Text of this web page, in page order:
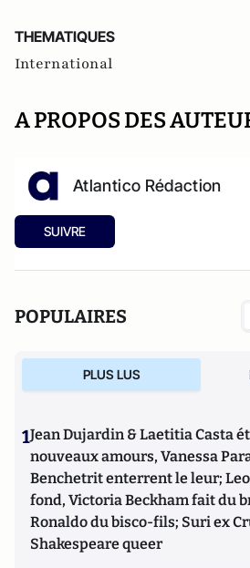
THEMATIQUES
International
A PROPOS DES
Atlantico Rédaction
SUIVRE
POPULAIRES
PLUS LUS
1Jean Dujardin & Laetitia Casta
nouveaux amours, Vanessa
Benchetrit enterrent le leur;
fond, Victoria Beckham fait du
Ronaldo du bisco-fils; Suri ex
Shakespeare queer